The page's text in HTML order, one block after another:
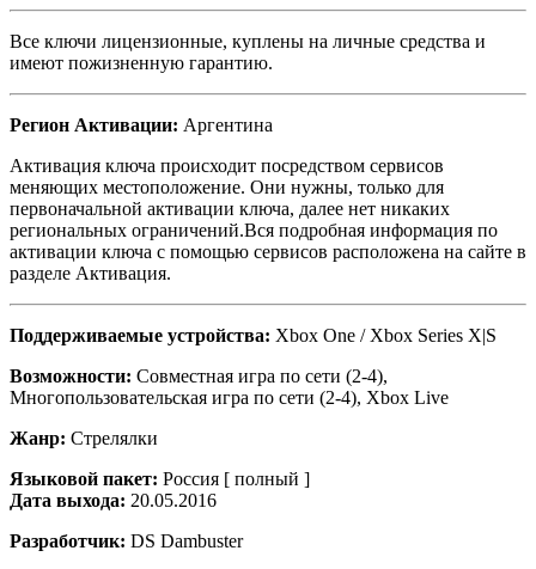
Все ключи лицензионные, куплены на личные средства и
имеют пожизненную гарантию.
Регион Активации: Аргентина
Активация ключа происходит посредством сервисов
меняющих местоположение. Они нужны, только для
первоначальной активации ключа, далее нет никаких
региональных ограничений.Вся подробная информация по
активации ключа с помощью сервисов расположена на сайте в
разделе Активация.
Поддерживаемые устройства: Xbox One / Xbox Series X|S
Возможности: Совместная игра по сети (2-4),
Многопользовательская игра по сети (2-4), Xbox Live
Жанр: Стрелялки
Языковой пакет: Россия [ полный ]
Дата выхода: 20.05.2016
Разработчик: DS Dambuster